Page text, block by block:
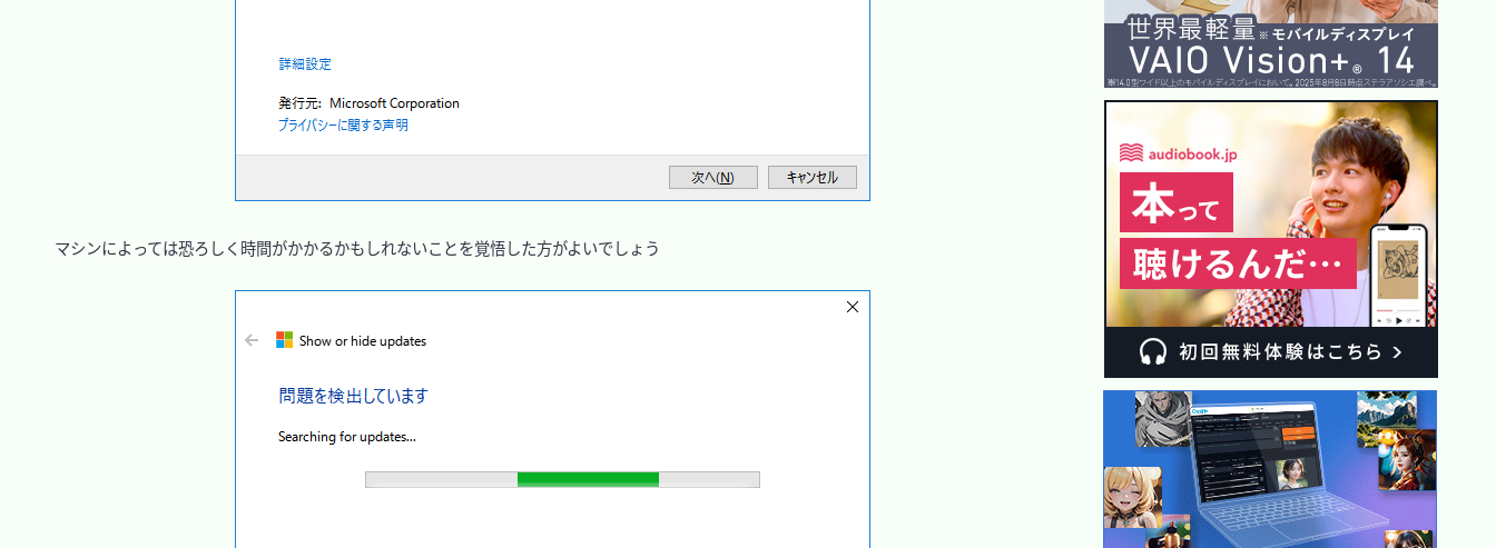
マシンによっては恐ろしく時間がかかるかもしれないことを覚悟した方がよいでしょう